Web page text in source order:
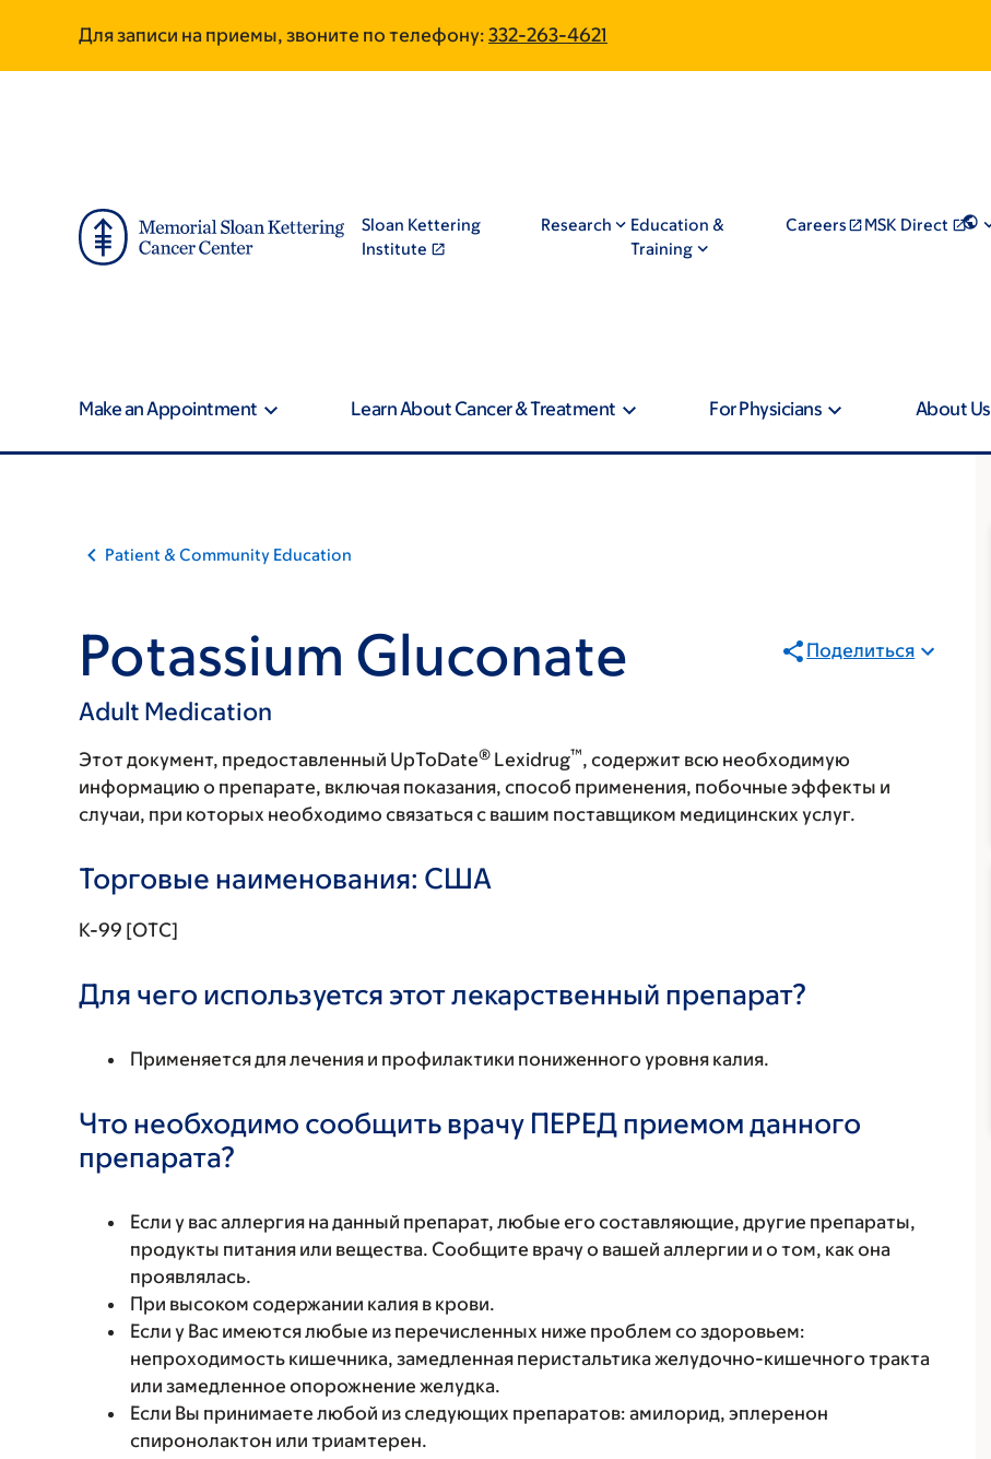
main
footer
Для записи на приемы, звоните по телефону: 332-263-4621
Sloan Kettering
Institute
Research
Education &
Training
Careers MSK Direct
Make an Appointment Learn About Cancer & Treatment For Physicians About Us
Patient & Community Education
Potassium Gluconate
Adult Medication
Поделиться
Этот документ, предоставленный UpToDate® Lexidrug™, содержит всю необходимую
информацию о препарате, включая показания, способ применения, побочные эффекты и
случаи, при которых необходимо связаться с вашим поставщиком медицинских услуг.
Торговые наименования: США
K-99 [OTC]
Для чего используется этот лекарственный препарат?
Применяется для лечения и профилактики пониженного уровня калия.
Что необходимо сообщить врачу ПЕРЕД приемом данного
препарата?
Если у вас аллергия на данный препарат, любые его составляющие, другие препараты,
продукты питания или вещества. Сообщите врачу о вашей аллергии и о том, как она
проявлялась.
При высоком содержании калия в крови.
Если у Вас имеются любые из перечисленных ниже проблем со здоровьем:
непроходимость кишечника, замедленная перистальтика желудочно-кишечного тракта
или замедленное опорожнение желудка.
Если Вы принимаете любой из следующих препаратов: амилорид, эплеренон
спиронолактон или триамтерен.